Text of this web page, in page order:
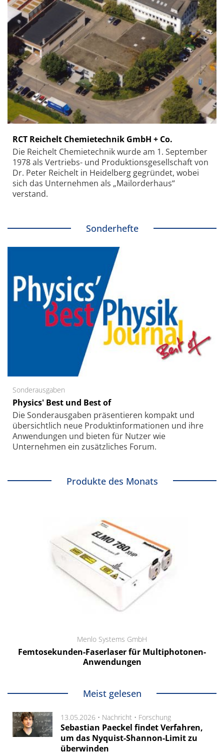
RCT Reichelt Chemietechnik GmbH + Co.
Die Reichelt Chemietechnik wurde am 1. September
1978 als Vertriebs- und Produktionsgesellschaft von
Dr. Peter Reichelt in Heidelberg gegründet, wobei
sich das Unternehmen als „Mailorderhaus“
verstand.
Sonderhefte
Sonderausgaben
Physics' Best und Best of
Die Sonder­ausgaben präsentieren kompakt und
übersichtlich neue Produkt­informationen und ihre
Anwendungen und bieten für Nutzer wie
Unternehmen ein zusätzliches Forum.
Produkte des Monats
Menlo Systems GmbH
Femtosekunden-Faserlaser für Multiphotonen-
Anwendungen
Meist gelesen
13.05.2026 • Nachricht • Forschung
Sebastian Paeckel findet Verfahren,
um das Nyquist-Shannon-Limit zu
überwinden